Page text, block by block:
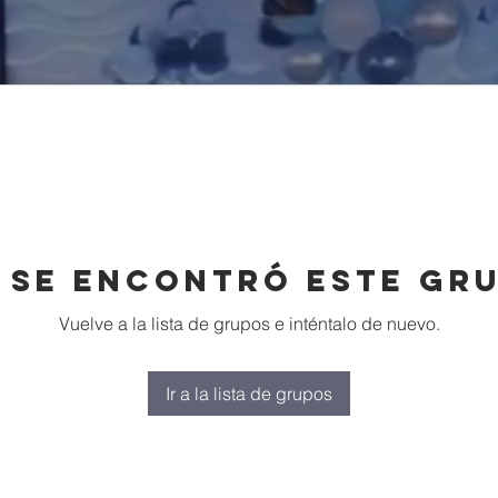
se encontró este
Vuelve a la lista de grupos e inténtalo de nuevo.
Ir a la lista de grupos